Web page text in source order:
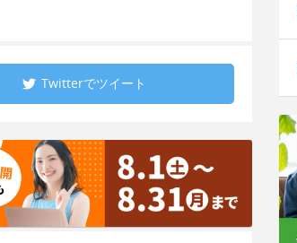
Twitterでツイート